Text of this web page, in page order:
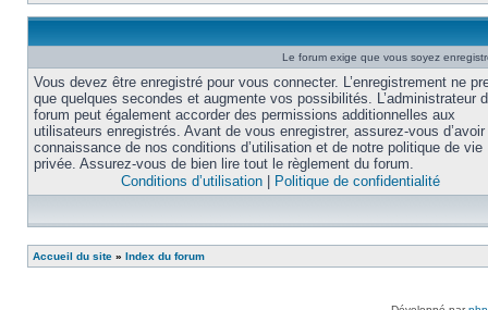
Le forum exige que vous soyez
Vous devez être enregistré pour vous connecter. L’enregistrement ne
que quelques secondes et augmente vos possibilités. L’administrateur
forum peut également accorder des permissions additionnelles aux
utilisateurs enregistrés. Avant de vous enregistrer, assurez-vous
connaissance de nos conditions d’utilisation et de notre politique de vie
privée. Assurez-vous de bien lire tout le règlement du forum.
Conditions d’utilisation
Politique de confidentialité
Accueil du site » Index du forum